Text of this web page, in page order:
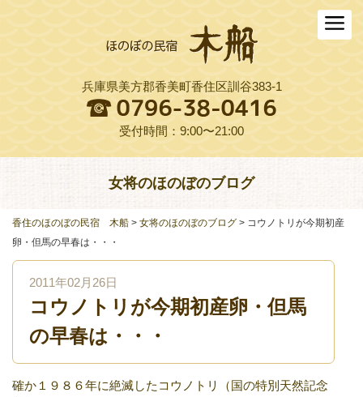
兵庫県美方郡香美町香住区訓谷383-1
受付時間：9:00〜21:00
よくある質問
お役立ちリンク集
ご予約プラン一覧
女将のほのぼのブログ
香住のほのぼの民宿 木船 > 女将のほのぼのブログ > コウノトリが今期初産
卵・但馬の早春は・・・
2011年02月26日
コウノトリが今期初産卵・但馬
の早春は・・・
確か１９８６年に絶滅したコウノトリ（国の特別天然記念